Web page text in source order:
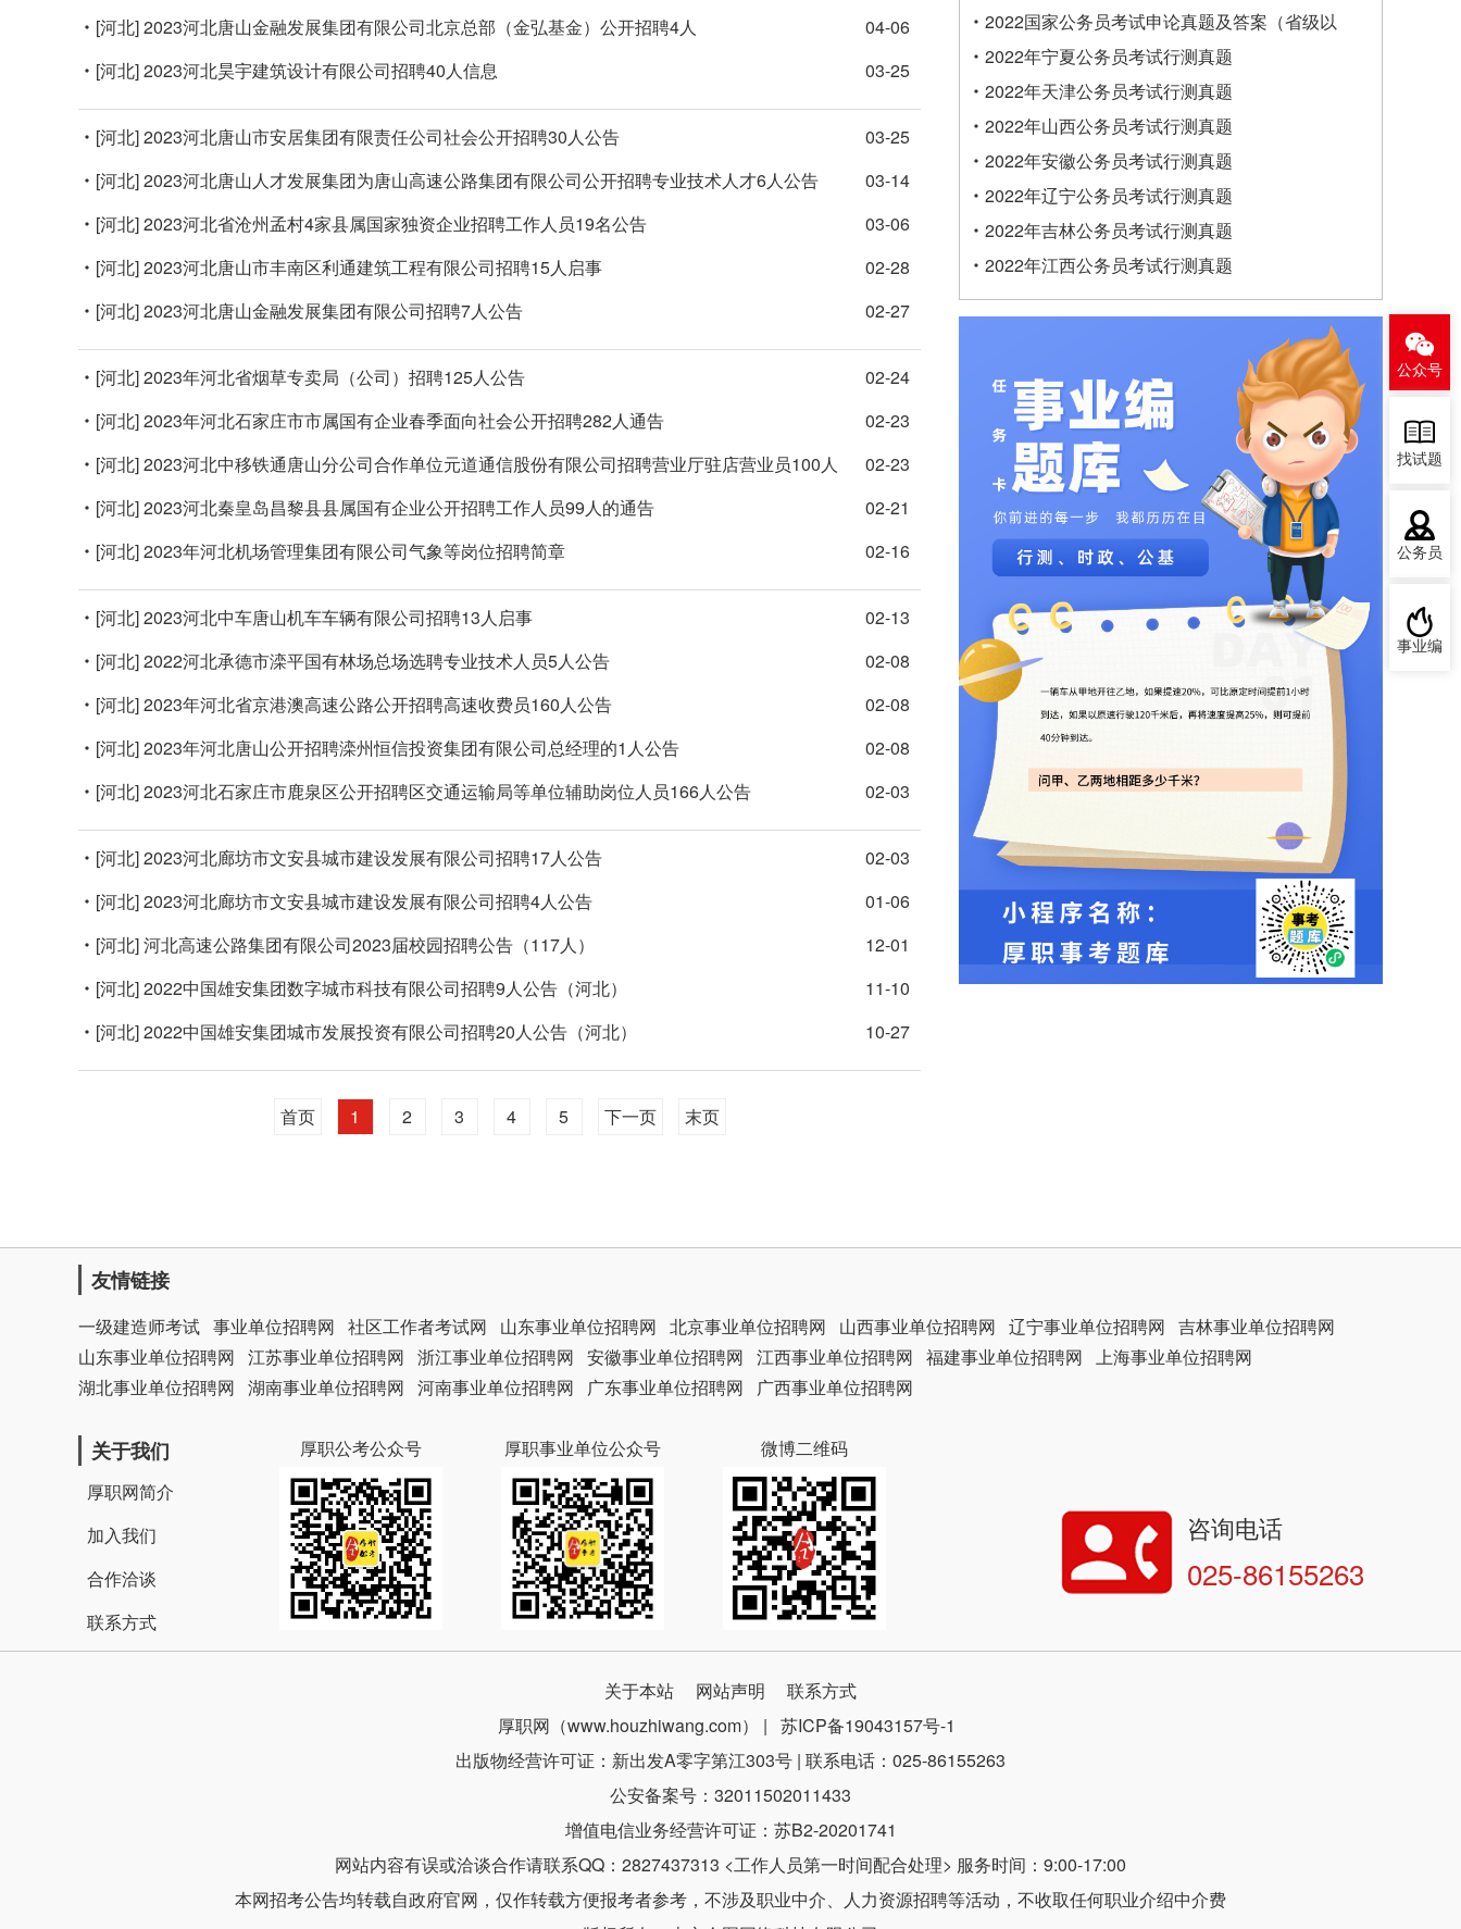
[河北]2023河北唐山金融发展集团有限公司北京总部（金弘基金）公开招聘4人
04-06
[河北]2023河北昊宇建筑设计有限公司招聘40人信息 03-25
[河北]2023河北唐山市安居集团有限责任公司社会公开招聘30人公告
03-25
[河北]2023河北唐山人才发展集团为唐山高速公路集团有限公司公开招聘专业技术人才6人公告
03-14
[河北]2023河北省沧州孟村4家县属国家独资企业招聘工作人员19名公告
03-06
[河北]2023河北唐山市丰南区利通建筑工程有限公司招聘15人启事
02-28
[河北]2023河北唐山金融发展集团有限公司招聘7人公告 02-27
[河北]2023年河北省烟草专卖局（公司）招聘125人公告
02-24
[河北]2023年河北石家庄市市属国有企业春季面向社会公开招聘282人通告
02-23
[河北]2023河北中移铁通唐山分公司合作单位元道通信股份有限公司招聘营业厅驻店营业员100人
02-23
[河北]2023河北秦皇岛昌黎县县属国有企业公开招聘工作人员99人的通告
02-21
[河北]2023年河北机场管理集团有限公司气象等岗位招聘简章 02-16
[河北]2023河北中车唐山机车车辆有限公司招聘13人启事
02-13
[河北]2022河北承德市滦平国有林场总场选聘专业技术人员5人公告
02-08
[河北]2023年河北省京港澳高速公路公开招聘高速收费员160人公告
02-08
[河北]2023年河北唐山公开招聘滦州恒信投资集团有限公司总经理的1人公告
02-08
[河北]2023河北石家庄市鹿泉区公开招聘区交通运输局等单位辅助岗位人员166人公告 02-03
[河北]2023河北廊坊市文安县城市建设发展有限公司招聘17人公告
02-03
[河北]2023河北廊坊市文安县城市建设发展有限公司招聘4人公告
01-06
[河北]河北高速公路集团有限公司2023届校园招聘公告（117人）
12-01
[河北]2022中国雄安集团数字城市科技有限公司招聘9人公告（河北）
11-10
[河北]2022中国雄安集团城市发展投资有限公司招聘20人公告（河北） 10-27
首页 1 2 3 4 5 下一页 末页
2022国家公务员考试申论真题及答案（省级以
上）
2022年宁夏公务员考试行测真题
2022年天津公务员考试行测真题
2022年山西公务员考试行测真题
2022年安徽公务员考试行测真题
2022年辽宁公务员考试行测真题
2022年吉林公务员考试行测真题
2022年江西公务员考试行测真题
友情链接
一级建造师考试 事业单位招聘网 社区工作者考试网 山东事业单位招聘网 北京事业单位招聘网 山西事业单位招聘网 辽宁事业单位招聘网 吉林事业单位招聘网
山东事业单位招聘网 江苏事业单位招聘网 浙江事业单位招聘网 安徽事业单位招聘网 江西事业单位招聘网 福建事业单位招聘网 上海事业单位招聘网
湖北事业单位招聘网 湖南事业单位招聘网 河南事业单位招聘网 广东事业单位招聘网 广西事业单位招聘网
关于我们
厚职网简介
加入我们
合作洽谈
联系方式
厚职公考公众号 厚职事业单位公众号 微博二维码
咨询电话
025-86155263
关于本站 网站声明
联系方式
厚职网（www.houzhiwang.com） | 苏ICP备19043157号-1
出版物经营许可证：新出发A零字第江303号 | 联系电话：025-86155263
公安备案号：32011502011433
增值电信业务经营许可证：苏B2-20201741
网站内容有误或洽谈合作请联系QQ：2827437313 <工作人员第一时间配合处理> 服务时间：9:00-17:00
本网招考公告均转载自政府官网，仅作转载方便报考者参考，不涉及职业中介、人力资源招聘等活动，不收取任何职业介绍中介费
公众号
找试题
公务员
事业编